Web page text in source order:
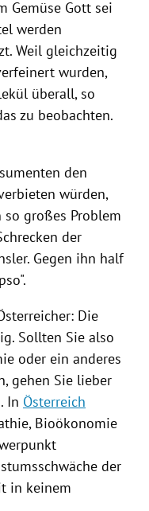
Gemüse Gott sei
werden
Weil gleichzeitig
wurden,
überall, so
zu beobachten.
den
würden,
großes Problem
der
Gegen ihn half
Die
Sollten Sie also
oder ein anderes
gehen Sie lieber
. In Österreich
Bioökonomie
der
in keinem